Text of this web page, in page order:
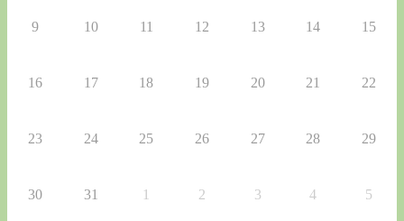
9 10 11 12 13 14 15
16 17 18 19 20 21 22
23 24 25 26 27 28 29
30 31 1 2 3 4 5